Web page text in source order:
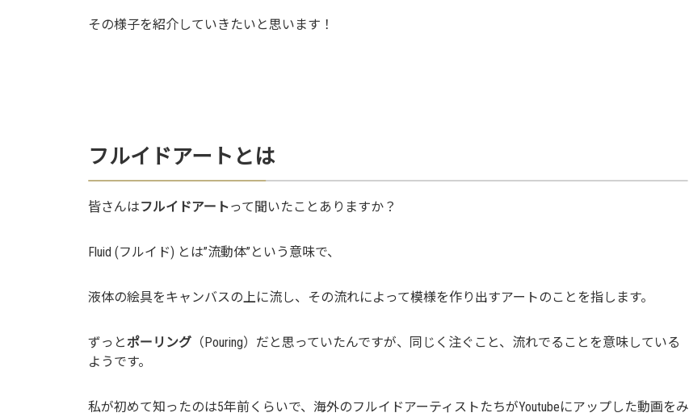
その様子を紹介していきたいと思います！
フルイドアートとは
皆さんはフルイドアートって聞いたことありますか？
Fluid (フルイド) とは”流動体”という意味で、
液体の絵具をキャンバスの上に流し、その流れによって模様を作り出すアートのことを指します。
ずっとポーリング（Pouring）だと思っていたんですが、同じく注ぐこと、流れでることを意味している
ようです。
私が初めて知ったのは5年前くらいで、海外のフルイドアーティストたちがYoutubeにアップした動画をみ